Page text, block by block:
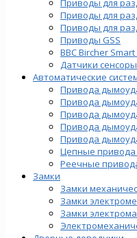
Приводы для
Приводы для
Приводы GSS
BBC Bircher Smart
Датчики
Автоматические
Привода
Привода
Привода
Привода
Привода
Цепные привода
Реечные
Замки
Замки
Замки
Замки